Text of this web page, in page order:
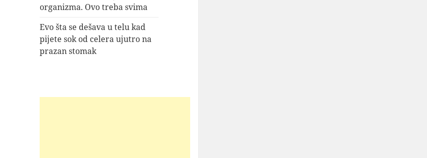
organizma. Ovo treba svima
Evo šta se dešava u telu kad
pijete sok od celera ujutro na
prazan stomak